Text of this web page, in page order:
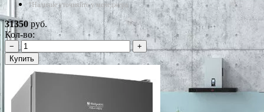
*Наличие уточняйте у менеджера
31350руб.
Кол-во:
−
+
Купить